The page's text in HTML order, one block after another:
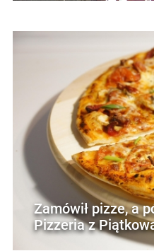
Zamówił pizze, a
Pizzeria z